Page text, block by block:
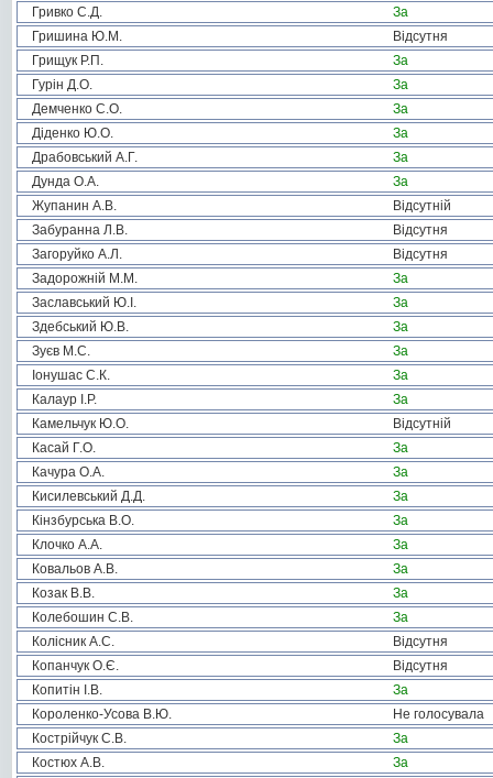
Гривко С.Д.
За
Гришина Ю.М.
Відсутня
Грищук Р.П.
За
Гурін Д.О.
За
Демченко С.О.
За
Діденко Ю.О.
За
Драбовський А.Г.
За
Дунда О.А.
За
Жупанин А.В.
Відсутній
Забуранна Л.В.
Відсутня
Загоруйко А.Л.
Відсутня
Задорожній М.М.
За
Заславський Ю.І.
За
Здебський Ю.В.
За
Зуєв М.С.
За
Іонушас С.К.
За
Калаур І.Р.
За
Камельчук Ю.О.
Відсутній
Касай Г.О.
За
Качура О.А.
За
Кисилевський Д.Д.
За
Кінзбурська В.О.
За
Клочко А.А.
За
Ковальов А.В.
За
Козак В.В.
За
Колебошин С.В.
За
Колісник А.С.
Відсутня
Копанчук О.Є.
Відсутня
Копитін І.В.
За
Короленко-Усова В.Ю.
Не голосувала
Кострійчук С.В.
За
Костюх А.В.
За